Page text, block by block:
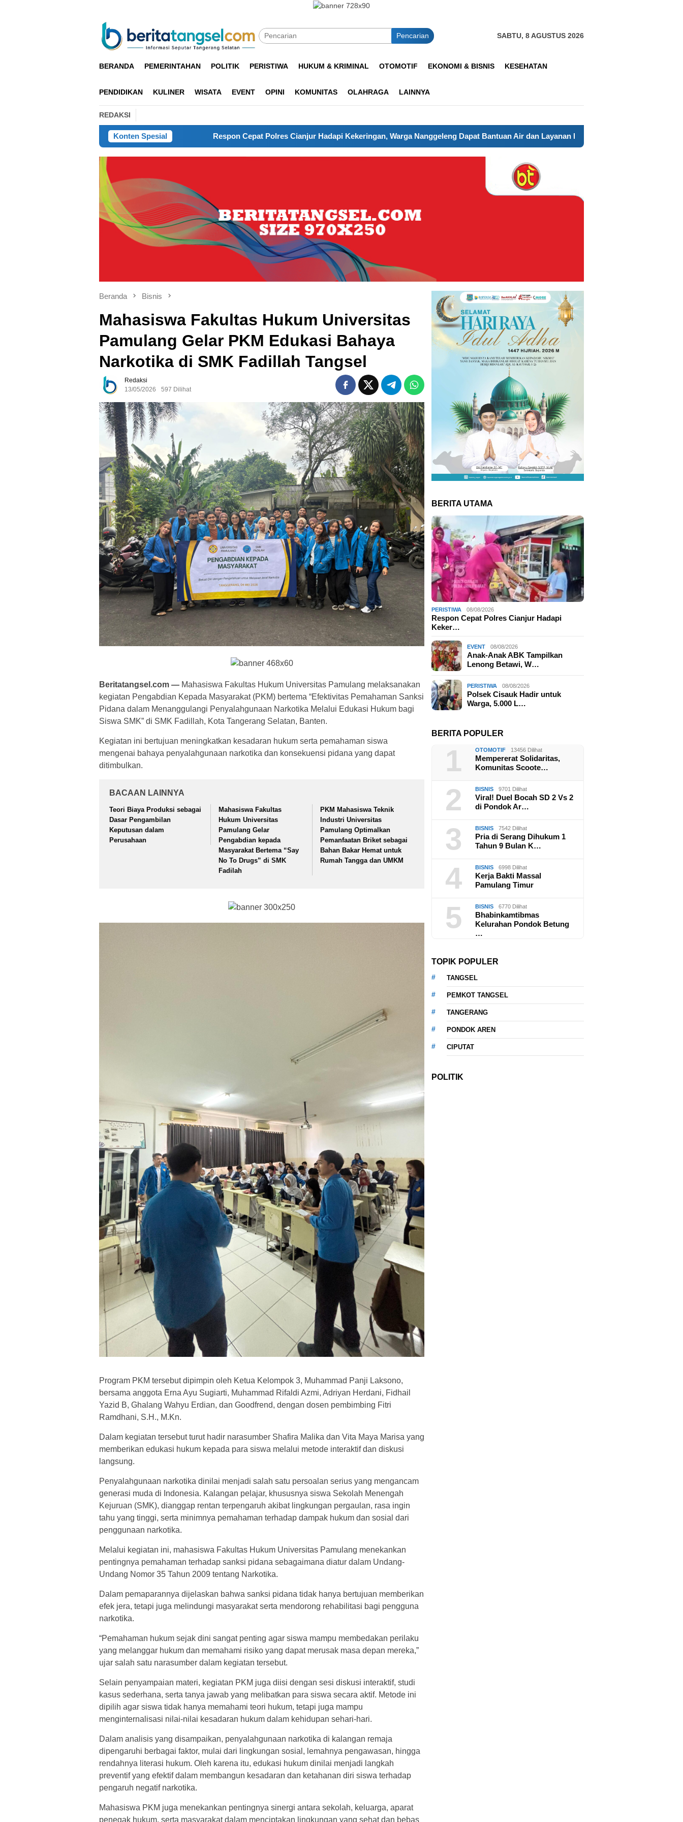
Pencarian
SABTU, 8 AGUSTUS 2026
BERANDA PEMERINTAHAN POLITIK PERISTIWA HUKUM & KRIMINAL OTOMOTIF EKONOMI & BISNIS KESEHATAN
PENDIDIKAN KULINER WISATA EVENT OPINI KOMUNITAS OLAHRAGA LAINNYA
REDAKSI
Konten Spesial
Respon Cepat Polres Cianjur Hadapi Kekeringan, Warga Nanggeleng Dapat Bantuan Air dan Layanan Kesehatan Anak-Anak ABK Tampilkan Lenong
Beranda Bisnis
Mahasiswa Fakultas Hukum Universitas
Pamulang Gelar PKM Edukasi Bahaya
Narkotika di SMK Fadillah Tangsel
Redaksi
13/05/2026
597 Dilihat
Beritatangsel.com — Mahasiswa Fakultas Hukum Universitas Pamulang melaksanakan
kegiatan Pengabdian Kepada Masyarakat (PKM) bertema “Efektivitas Pemahaman Sanksi
Pidana dalam Menanggulangi Penyalahgunaan Narkotika Melalui Edukasi Hukum bagi
Siswa SMK” di SMK Fadillah, Kota Tangerang Selatan, Banten.
Kegiatan ini bertujuan meningkatkan kesadaran hukum serta pemahaman siswa
mengenai bahaya penyalahgunaan narkotika dan konsekuensi pidana yang dapat
ditimbulkan.
BACAAN LAINNYA
Teori Biaya Produksi sebagai
Dasar Pengambilan
Keputusan dalam
Perusahaan
Mahasiswa Fakultas
Hukum Universitas
Pamulang Gelar
Pengabdian kepada
Masyarakat Bertema “Say
No To Drugs” di SMK
Fadilah
PKM Mahasiswa Teknik
Industri Universitas
Pamulang Optimalkan
Pemanfaatan Briket sebagai
Bahan Bakar Hemat untuk
Rumah Tangga dan UMKM
Program PKM tersebut dipimpin oleh Ketua Kelompok 3, Muhammad Panji Laksono,
bersama anggota Erna Ayu Sugiarti, Muhammad Rifaldi Azmi, Adriyan Herdani, Fidhail
Yazid B, Ghalang Wahyu Erdian, dan Goodfrend, dengan dosen pembimbing Fitri
Ramdhani, S.H., M.Kn.
Dalam kegiatan tersebut turut hadir narasumber Shafira Malika dan Vita Maya Marisa yang
memberikan edukasi hukum kepada para siswa melalui metode interaktif dan diskusi
langsung.
Penyalahgunaan narkotika dinilai menjadi salah satu persoalan serius yang mengancam
generasi muda di Indonesia. Kalangan pelajar, khususnya siswa Sekolah Menengah
Kejuruan (SMK), dianggap rentan terpengaruh akibat lingkungan pergaulan, rasa ingin
tahu yang tinggi, serta minimnya pemahaman terhadap dampak hukum dan sosial dari
penggunaan narkotika.
Melalui kegiatan ini, mahasiswa Fakultas Hukum Universitas Pamulang menekankan
pentingnya pemahaman terhadap sanksi pidana sebagaimana diatur dalam Undang-
Undang Nomor 35 Tahun 2009 tentang Narkotika.
Dalam pemaparannya dijelaskan bahwa sanksi pidana tidak hanya bertujuan memberikan
efek jera, tetapi juga melindungi masyarakat serta mendorong rehabilitasi bagi pengguna
narkotika.
“Pemahaman hukum sejak dini sangat penting agar siswa mampu membedakan perilaku
yang melanggar hukum dan memahami risiko yang dapat merusak masa depan mereka,”
ujar salah satu narasumber dalam kegiatan tersebut.
Selain penyampaian materi, kegiatan PKM juga diisi dengan sesi diskusi interaktif, studi
kasus sederhana, serta tanya jawab yang melibatkan para siswa secara aktif. Metode ini
dipilih agar siswa tidak hanya memahami teori hukum, tetapi juga mampu
menginternalisasi nilai-nilai kesadaran hukum dalam kehidupan sehari-hari.
Dalam analisis yang disampaikan, penyalahgunaan narkotika di kalangan remaja
dipengaruhi berbagai faktor, mulai dari lingkungan sosial, lemahnya pengawasan, hingga
rendahnya literasi hukum. Oleh karena itu, edukasi hukum dinilai menjadi langkah
preventif yang efektif dalam membangun kesadaran dan ketahanan diri siswa terhadap
pengaruh negatif narkotika.
Mahasiswa PKM juga menekankan pentingnya sinergi antara sekolah, keluarga, aparat
penegak hukum, serta masyarakat dalam menciptakan lingkungan yang sehat dan bebas
BERITA UTAMA
PERISTIWA 08/08/2026
Respon Cepat Polres Cianjur Hadapi
Keker…
EVENT 08/08/2026
Anak-Anak ABK Tampilkan
Lenong Betawi, W…
PERISTIWA 08/08/2026
Polsek Cisauk Hadir untuk
Warga, 5.000 L…
BERITA POPULER
1 OTOMOTIF 13456 Dilihat
Mempererat Solidaritas,
Komunitas Scoote…
2 BISNIS 9701 Dilihat
Viral! Duel Bocah SD 2 Vs 2
di Pondok Ar…
3 BISNIS 7542 Dilihat
Pria di Serang Dihukum 1
Tahun 9 Bulan K…
4 BISNIS 6998 Dilihat
Kerja Bakti Massal
Pamulang Timur
5 BISNIS 6770 Dilihat
Bhabinkamtibmas
Kelurahan Pondok Betung
…
TOPIK POPULER
TANGSEL
PEMKOT TANGSEL
TANGERANG
PONDOK AREN
CIPUTAT
POLITIK